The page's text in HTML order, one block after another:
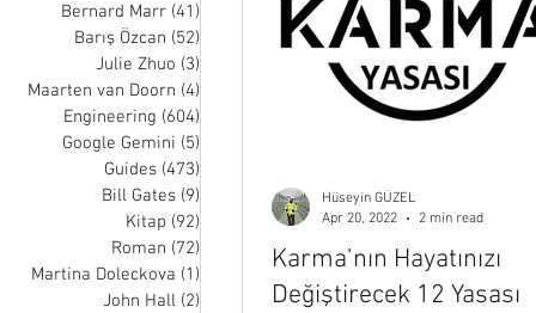
Bernard Marr (41)
Barış Özcan (52)
Julie Zhuo (3)
Maarten van Doorn (4)
Engineering (604)
Google Gemini (5)
Guides (473)
Bill Gates (9)
Kitap (92)
Roman (72)
Martina Doleckova (1)
John Hall (2)
Karma’nın Hayatınızı
Değiştirecek 12 Yasası
Hüseyin GÜZEL
Apr 20, 2022
2 min read